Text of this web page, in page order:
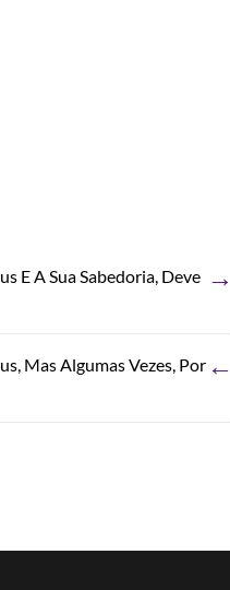
E A Sua Sabedoria, Deve →
Mas Algumas Vezes, Por ←